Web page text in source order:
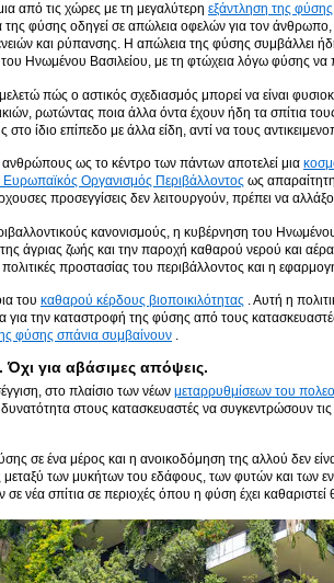
από τις χώρες με τη μεγαλύτερη εξάντληση της φύσης
της φύσης οδηγεί σε απώλεια οφελών για τον
και ρύπανσης. Η απώλεια της φύσης συμβάλλει
Ηνωμένου Βασιλείου, με τη φτώχεια λόγω φύσης να
πώς ο αστικός σχεδιασμός μπορεί να είναι
ρωτώντας ποια άλλα όντα έχουν ήδη τα σπίτια
ίδιο επίπεδο με άλλα είδη, αντί να τους
ως το κέντρο των πάντων αποτελεί μια
Οργανισμός Περιβάλλοντος ως
προσεγγίσεις δεν λειτουργούν, πρέπει να
κανονισμούς, η κυβέρνηση του
άγριας ζωής και την παροχή καθαρού νερού και
πολιτικές προστασίας του περιβάλλοντος και η
του καθαρού κέρδους βιοποικιλότητας . Αυτή η
για την καταστροφή της φύσης από τους
φύσης σπάνια συμβαίνουν .
Όχι για αβάσιμες απόψεις.
στο πλαίσιο των νέων μεταρρυθμίσεων του
δυνατότητα στους κατασκευαστές να συγκεντρώσουν
σε ένα μέρος και η ανοικοδόμηση της αλλού δεν
των μυκήτων του εδάφους, των φυτών και των
νέα σπίτια σε περιοχές όπου η φύση έχει καθαριστεί